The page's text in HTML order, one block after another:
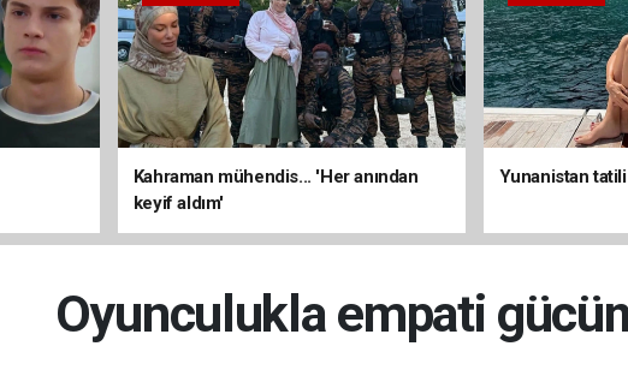
Kahraman mühendis... 'Her anından
keyif aldım'
Yunanistan tatili
Oyunculukla empati